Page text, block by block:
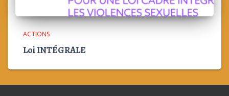
ACTIONS
Loi INTÉGRALE